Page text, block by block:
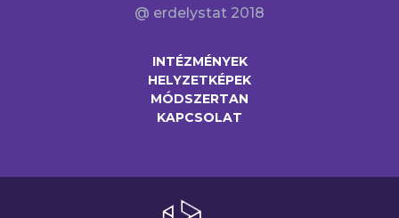
@ erdelystat 2018
INTÉZMÉNYEK
HELYZETKÉPEK
MÓDSZERTAN
KAPCSOLAT